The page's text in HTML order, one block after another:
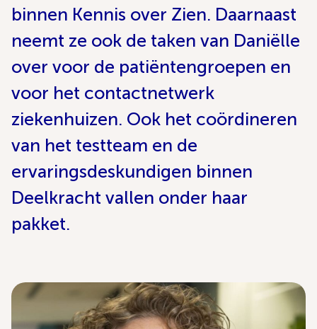
binnen Kennis over Zien. Daarnaast
neemt ze ook de taken van Daniëlle
over voor de patiëntengroepen en
voor het contactnetwerk
ziekenhuizen. Ook het coördineren
van het testteam en de
ervaringsdeskundigen binnen
Deelkracht vallen onder haar
pakket.